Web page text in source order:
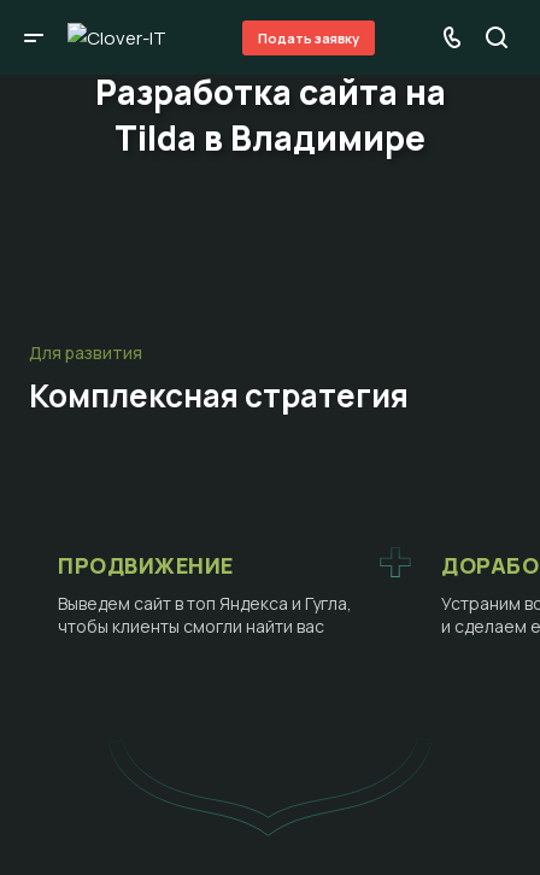
Подать заявку
Разработка сайта на
Tilda в Владимире
Для развития
Комплексная стратегия
ПРОДВИЖЕНИЕ
Выведем сайт в топ Яндекса и Гугла,
чтобы клиенты смогли найти вас
Устраним
и сделаем